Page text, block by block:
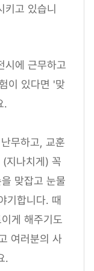
키고 있습니
시에 근무하고
이 있다면 '맞
.
무하고, 교훈
지나치게) 꼭
맞잡고 눈물
기합니다. 때
게 해주기도
여러분의 사
.